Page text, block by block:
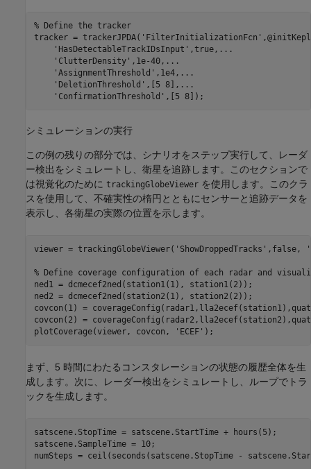
% Define the tracker
tracker = trackerJPDA( 'FilterInitializationFcn'
'HasDetectableTrackIDsInput' ,true, ...
'ClutterDensity' ,1e-40, ...
'AssignmentThreshold' ,1e4, ...
'DeletionThreshold' ,[5 8], ...
'ConfirmationThreshold' ,[5 8]);
シミュレーションの実行
この例の残りの部分では、シナリオをステップ実行して、レーダ
ー検出をシミュレートし、衛星を追跡します。このセクションで
は視覚化のために trackingGlobeViewer を使用します。このクラ
スを使用して、不確実性の楕円とともにセンサーと追跡データを
表示し、各衛星の実際の位置を示します。
viewer = trackingGlobeViewer( 'ShowDroppedTracks' ,false,
% Define coverage configuration of each radar and
ned1 = dcmecef2ned(station1(1), station1(2));
ned2 = dcmecef2ned(station2(1), station2(2));
covcon(1) =
covcon(2) =
plotCoverage(viewer, covcon,
'ECEF' );
まず、5 時間にわたるコンスタレーションの状態の履歴全体を生
成します。次に、レーダー検出をシミュレートし、ループでトラ
ックを生成します。
satscene.StopTime = satscene.StartTime + hours(5);
satscene.SampleTime = 10;
numSteps = ceil(seconds(satscene.StopTime -